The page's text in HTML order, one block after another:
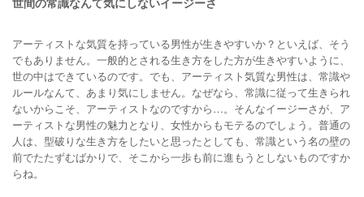
アーティストな気質を持っている男性が生きやすいか？といえば、そう
でもありません。一般的とされる生き方をした方が生きやすいように、
世の中はできているのです。でも、アーティスト気質な男性は、常識や
ルールなんて、あまり気にしません。なぜなら、常識に従って生きられ
ないからこそ、アーティストなのですから…。そんなイージーさが、ア
ーティストな男性の魅力となり、女性からもモテるのでしょう。普通の
人は、型破りな生き方をしたいと思ったとしても、常識という名の壁の
前でたたずむばかりで、そこから一歩も前に進もうとしないものですか
らね。